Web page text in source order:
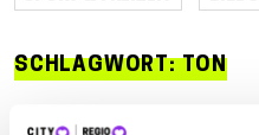
SCHLAGWORT:TON